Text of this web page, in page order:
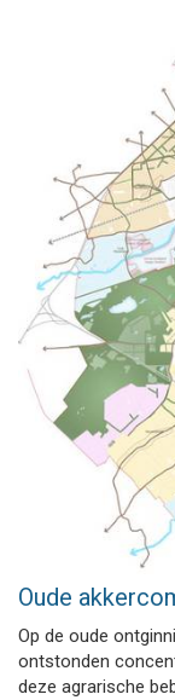
Oude
Op de oude
ontstonden
deze agrarische